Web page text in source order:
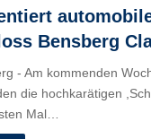
Bensberg
- Am kommenden
die hochkarätigen
Mal…